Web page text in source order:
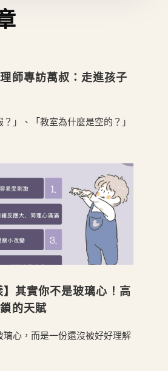
師專訪萬叔：走進孩子
？」、「教室為什麼是空的？」
】其實你不是玻璃心！高
的天賦
璃心，而是一份還沒被好好理解